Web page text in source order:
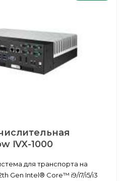
IVX-1000
для транспорта на
Gen Intel® Core™ i9/i7/i5/i3